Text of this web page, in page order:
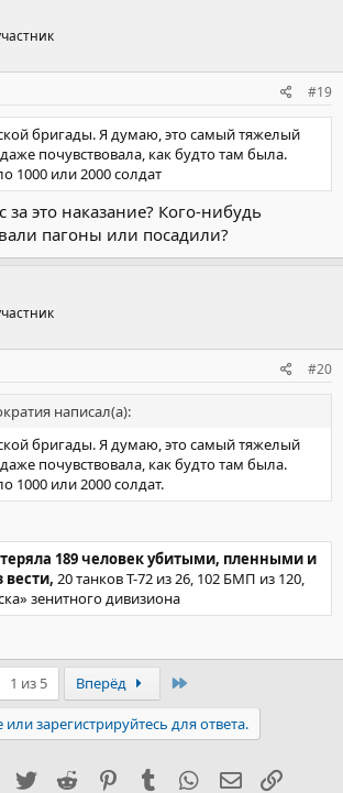
#19
бригады. Я думаю, это самый тяжелый
почувствовала, как будто там была.
1000 или 2000 солдат
за это наказание? Кого-нибудь
пагоны или посадили?
#20
написал(а):
бригады. Я думаю, это самый тяжелый
почувствовала, как будто там была.
1000 или 2000 солдат.
189 человек убитыми, пленными и
20 танков Т-72 из 26, 102 БМП из 120,
зенитного дивизиона
1 из 5 Вперёд
или зарегистрируйтесь для ответа.
Facebook
Twitter Reddit PinterestTumblr WhatsApp